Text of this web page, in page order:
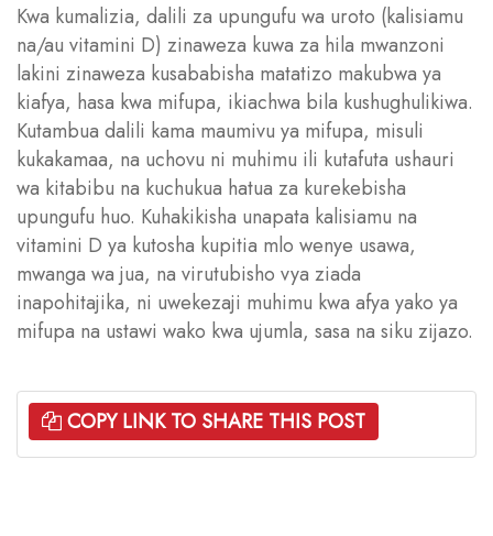
Kwa kumalizia, dalili za upungufu wa uroto (kalisiamu
na/au vitamini D) zinaweza kuwa za hila mwanzoni
lakini zinaweza kusababisha matatizo makubwa ya
kiafya, hasa kwa mifupa, ikiachwa bila kushughulikiwa.
Kutambua dalili kama maumivu ya mifupa, misuli
kukakamaa, na uchovu ni muhimu ili kutafuta ushauri
wa kitabibu na kuchukua hatua za kurekebisha
upungufu huo. Kuhakikisha unapata kalisiamu na
vitamini D ya kutosha kupitia mlo wenye usawa,
mwanga wa jua, na virutubisho vya ziada
inapohitajika, ni uwekezaji muhimu kwa afya yako ya
mifupa na ustawi wako kwa ujumla, sasa na siku zijazo.
COPY LINK TO SHARE THIS POST